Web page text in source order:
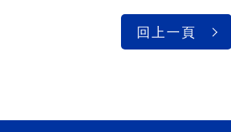
回上一頁